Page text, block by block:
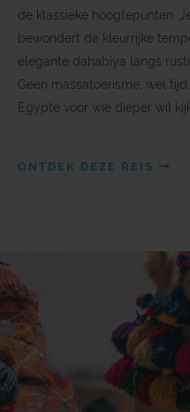
de klassieke hoogtepunten.
bewondert de kleurrijke
elegante dahabiya langs
Geen massatoerisme, wel
Egypte voor wie dieper wil
ONTDEK DEZE REIS